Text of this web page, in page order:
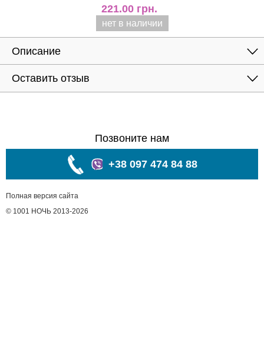
221.00 грн.
нет в наличии
Описание
Оставить отзыв
Позвоните нам
+38 097 474 84 88
Полная версия сайта
© 1001 НОЧЬ 2013-2026